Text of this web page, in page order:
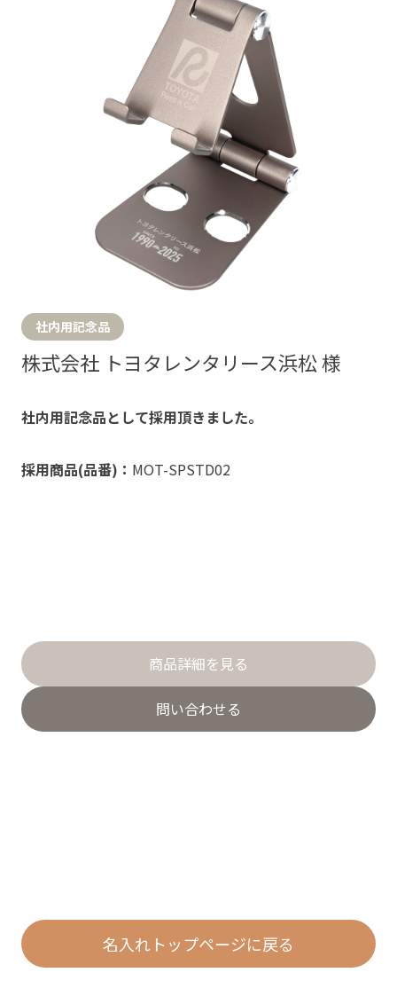
社内用記念品
株式会社 トヨタレンタリース浜松 様
社内用記念品として採用頂きました。
採用商品(品番)： MOT-SPSTD02
商品詳細を見る
問い合わせる
名入れトップページに戻る